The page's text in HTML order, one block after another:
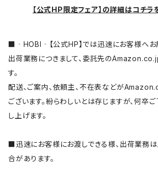
【公式HP限定フェア】の詳細はコチラ
■‐HOBI‐【公式HP】では迅速にお客様へお
出荷業務につきまして、委託先の
す。
配送、ご案内、依頼主、不在表などが
ございます。紛らわしいとは存じますが、何卒
し上げます。
■迅速にお客様にお渡しできる様、出荷業務
合があります。